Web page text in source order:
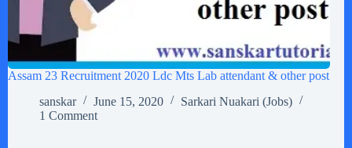
Assam 23 Recruitment 2020 Ldc Mts Lab attendant & other post
sanskar
June 15, 2020
Sarkari Nuakari (Jobs)
1 Comment